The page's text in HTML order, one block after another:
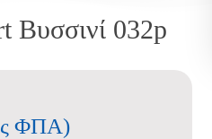
Βυσσινί 032p
ΦΠΑ)